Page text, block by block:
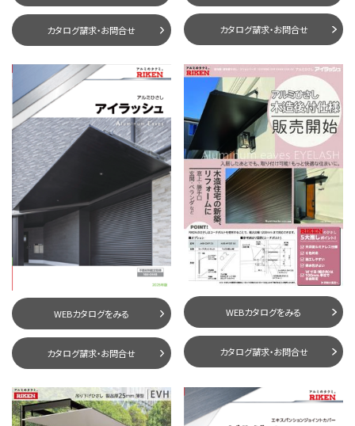
カタログ請求・お問合せ カタログ請求・お問合せ
WEBカタログをみる
カタログ請求・お問合せ
WEBカタログをみる
カタログ請求・お問合せ